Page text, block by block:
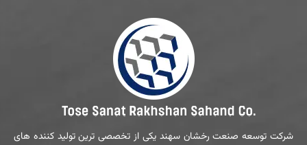
شرکت توسعه صنعت رخشان سهند یکی از تخصصی ترین تولید کننده های